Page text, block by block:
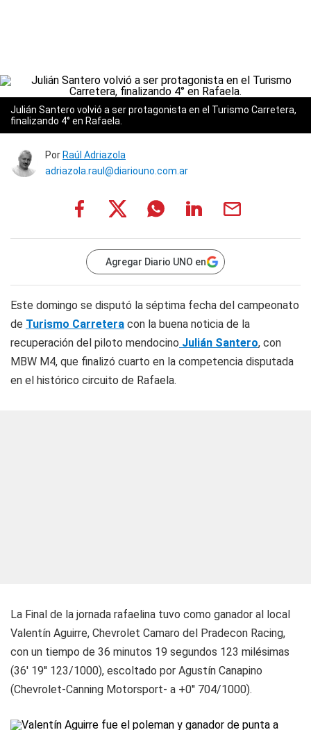
Julián Santero volvió a ser protagonista en el Turismo Carretera,
finalizando 4° en Rafaela.
Por Raúl Adriazola
adriazola.raul@diariouno.com.ar
Agregar Diario UNO en
Este domingo se disputó la séptima fecha del campeonato
de Turismo Carretera con la buena noticia de la
recuperación del piloto mendocino Julián Santero, con
MBW M4, que finalizó cuarto en la competencia disputada
en el histórico circuito de Rafaela.
La Final de la jornada rafaelina tuvo como ganador al local
Valentín Aguirre, Chevrolet Camaro del Pradecon Racing,
con un tiempo de 36 minutos 19 segundos 123 milésimas
(36' 19'' 123/1000), escoltado por Agustín Canapino
(Chevrolet-Canning Motorsport- a +0'' 704/1000).